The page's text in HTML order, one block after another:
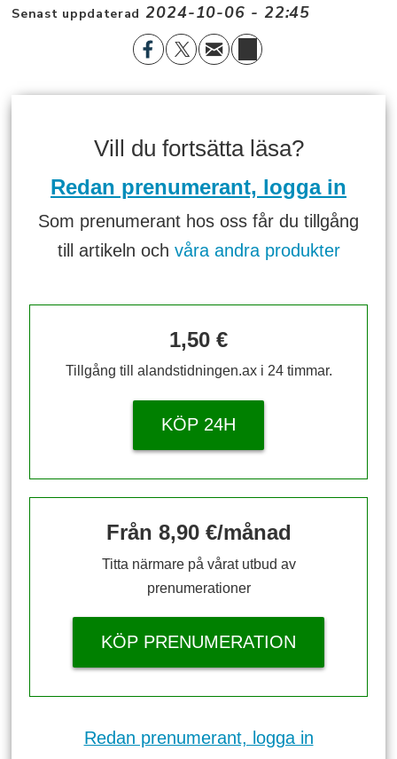
Senast uppdaterad 2024-10-06 - 22:45
Vill du fortsätta läsa?
Redan prenumerant, logga in
Som prenumerant hos oss får du tillgång
till artikeln och våra andra produkter
1,50 €
Tillgång till alandstidningen.ax i 24 timmar.
KÖP 24H
Från 8,90 €/månad
Titta närmare på vårat utbud av
prenumerationer
KÖP PRENUMERATION
Redan prenumerant, logga in